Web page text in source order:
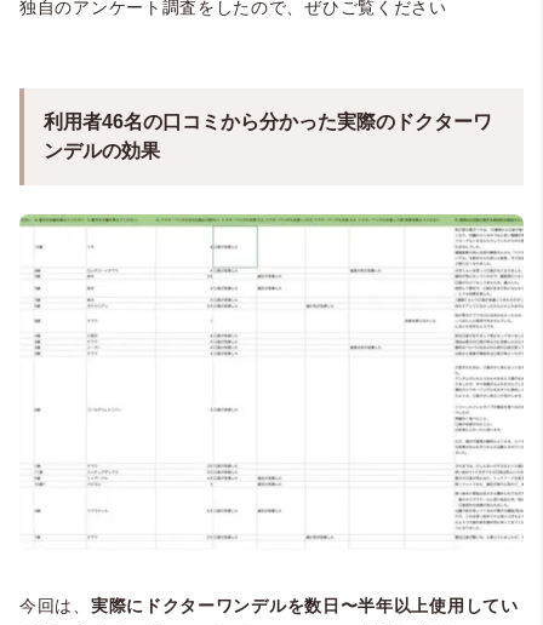
独自のアンケート調査をしたので、ぜひご覧ください
利用者46名の口コミから分かった実際のドクターワ
ンデルの効果
今回は、 実際にドクターワンデルを数日〜半年以上使用してい